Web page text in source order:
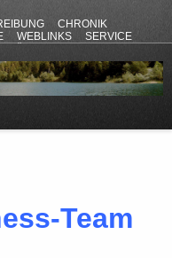
CHRONIK
WEBLINKS
SERVICE
Team